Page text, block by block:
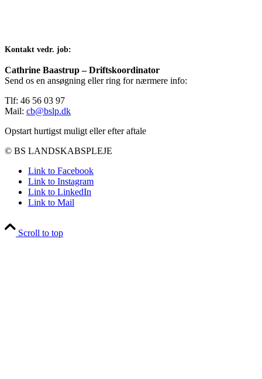
Kontakt vedr. job:
Cathrine Baastrup – Driftskoordinator
Send os en ansøgning eller ring for nærmere info:
Tlf: 46 56 03 97
Mail: cb@bslp.dk
Opstart hurtigst muligt eller efter aftale
© BS LANDSKABSPLEJE
Link to Facebook
Link to Instagram
Link to LinkedIn
Link to Mail
Scroll to top